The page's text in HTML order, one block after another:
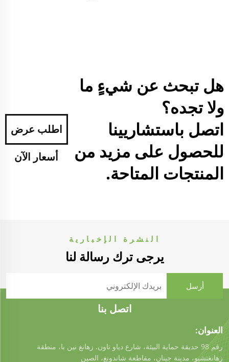
هل تبحث عن شيءٍ ما
ولا تجده؟
اتصل باستشاريينا
للحصول على مزيد من
المنتجات المتاحة.
اطلب عرض
أسعار الآن
النشرة الإخبارية
يرجى ترك رسالة لنا
اتصل بنا
العنوان:
رقم 98 حديقة حماية البيئة، شارع دياو تاون. زهانغ نين با، منطقة
زهانغتشيو، مدينة جينان، مقاطعة شاندونغ، الصين